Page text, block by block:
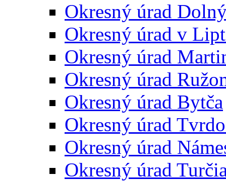
Okresný úrad
Okresný úrad v
Okresný úrad
Okresný úrad
Okresný úrad Bytča
Okresný úrad
Okresný úrad
Okresný úrad